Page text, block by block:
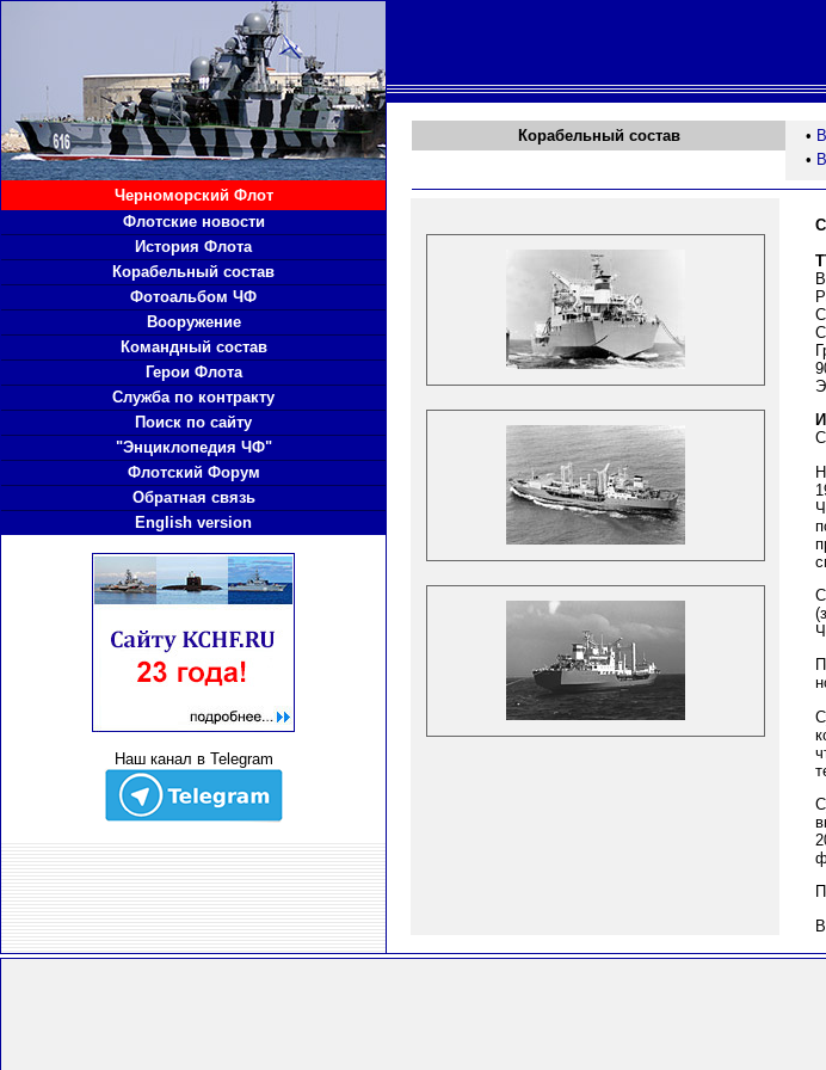
Черноморский Флот
Флотские новости
История Флота
Корабельный состав
Фотоальбом ЧФ
Вооружение
Командный состав
Герои Флота
Служба по контракту
Поиск по сайту
"Энциклопедия ЧФ"
Флотский Форум
Обратная связь
English version
Наш канал в Telegram
Корабельный состав •
•